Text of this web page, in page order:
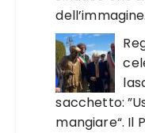
sacchetto:
mangiare“. Il